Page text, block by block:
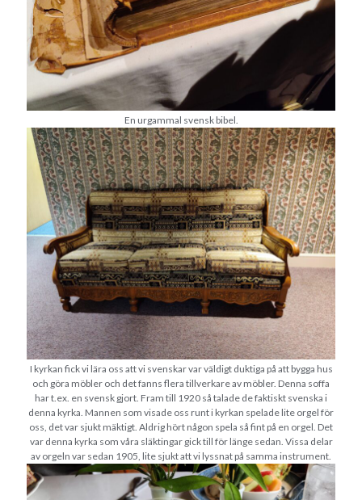
december 2023
november 2023
oktober 2023
september 2023
augusti 2023
juli 2023
juni 2023
maj 2023
april 2023
mars 2023
februari 2023
januari 2023
december 2022
november 2022
oktober 2022
september 2022
augusti 2022
juli 2022
juni 2022
maj 2022
april 2022
mars 2022
februari 2022
januari 2022
december 2021
november 2021
En urgammal svensk bibel.
I kyrkan fick vi lära oss att vi svenskar var väldigt duktiga på att bygga hus
och göra möbler och det fanns flera tillverkare av möbler. Denna soffa
har t.ex. en svensk gjort. Fram till 1920 så talade de faktiskt svenska i
denna kyrka. Mannen som visade oss runt i kyrkan spelade lite orgel för
oss, det var sjukt mäktigt. Aldrig hört någon spela så fint på en orgel. Det
var denna kyrka som våra släktingar gick till för länge sedan. Vissa delar
av orgeln var sedan 1905, lite sjukt att vi lyssnat på samma instrument.